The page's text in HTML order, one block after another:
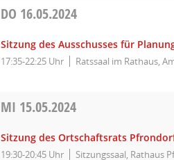
DO 16.05.2024
Sitzung des Ausschusses für
17:35-22:25 Uhr Ratssaal im Rathaus,
MI 15.05.2024
Sitzung des Ortschaftsrats
19:30-20:45 Uhr Sitzungssaal, Rathaus